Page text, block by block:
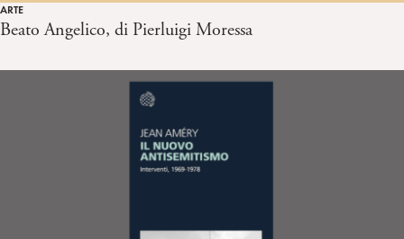
ARTE
Beato Angelico, di Pierluigi Moressa